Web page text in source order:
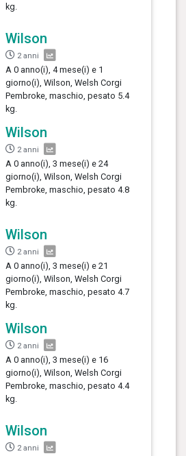
kg.
Wilson
2 anni
A 0 anno(i), 4 mese(i) e 1
giorno(i), Wilson, Welsh Corgi
Pembroke, maschio, pesato 5.4
kg.
Wilson
2 anni
A 0 anno(i), 3 mese(i) e 24
giorno(i), Wilson, Welsh Corgi
Pembroke, maschio, pesato 4.8
kg.
Wilson
2 anni
A 0 anno(i), 3 mese(i) e 21
giorno(i), Wilson, Welsh Corgi
Pembroke, maschio, pesato 4.7
kg.
Wilson
2 anni
A 0 anno(i), 3 mese(i) e 16
giorno(i), Wilson, Welsh Corgi
Pembroke, maschio, pesato 4.4
kg.
Wilson
2 anni